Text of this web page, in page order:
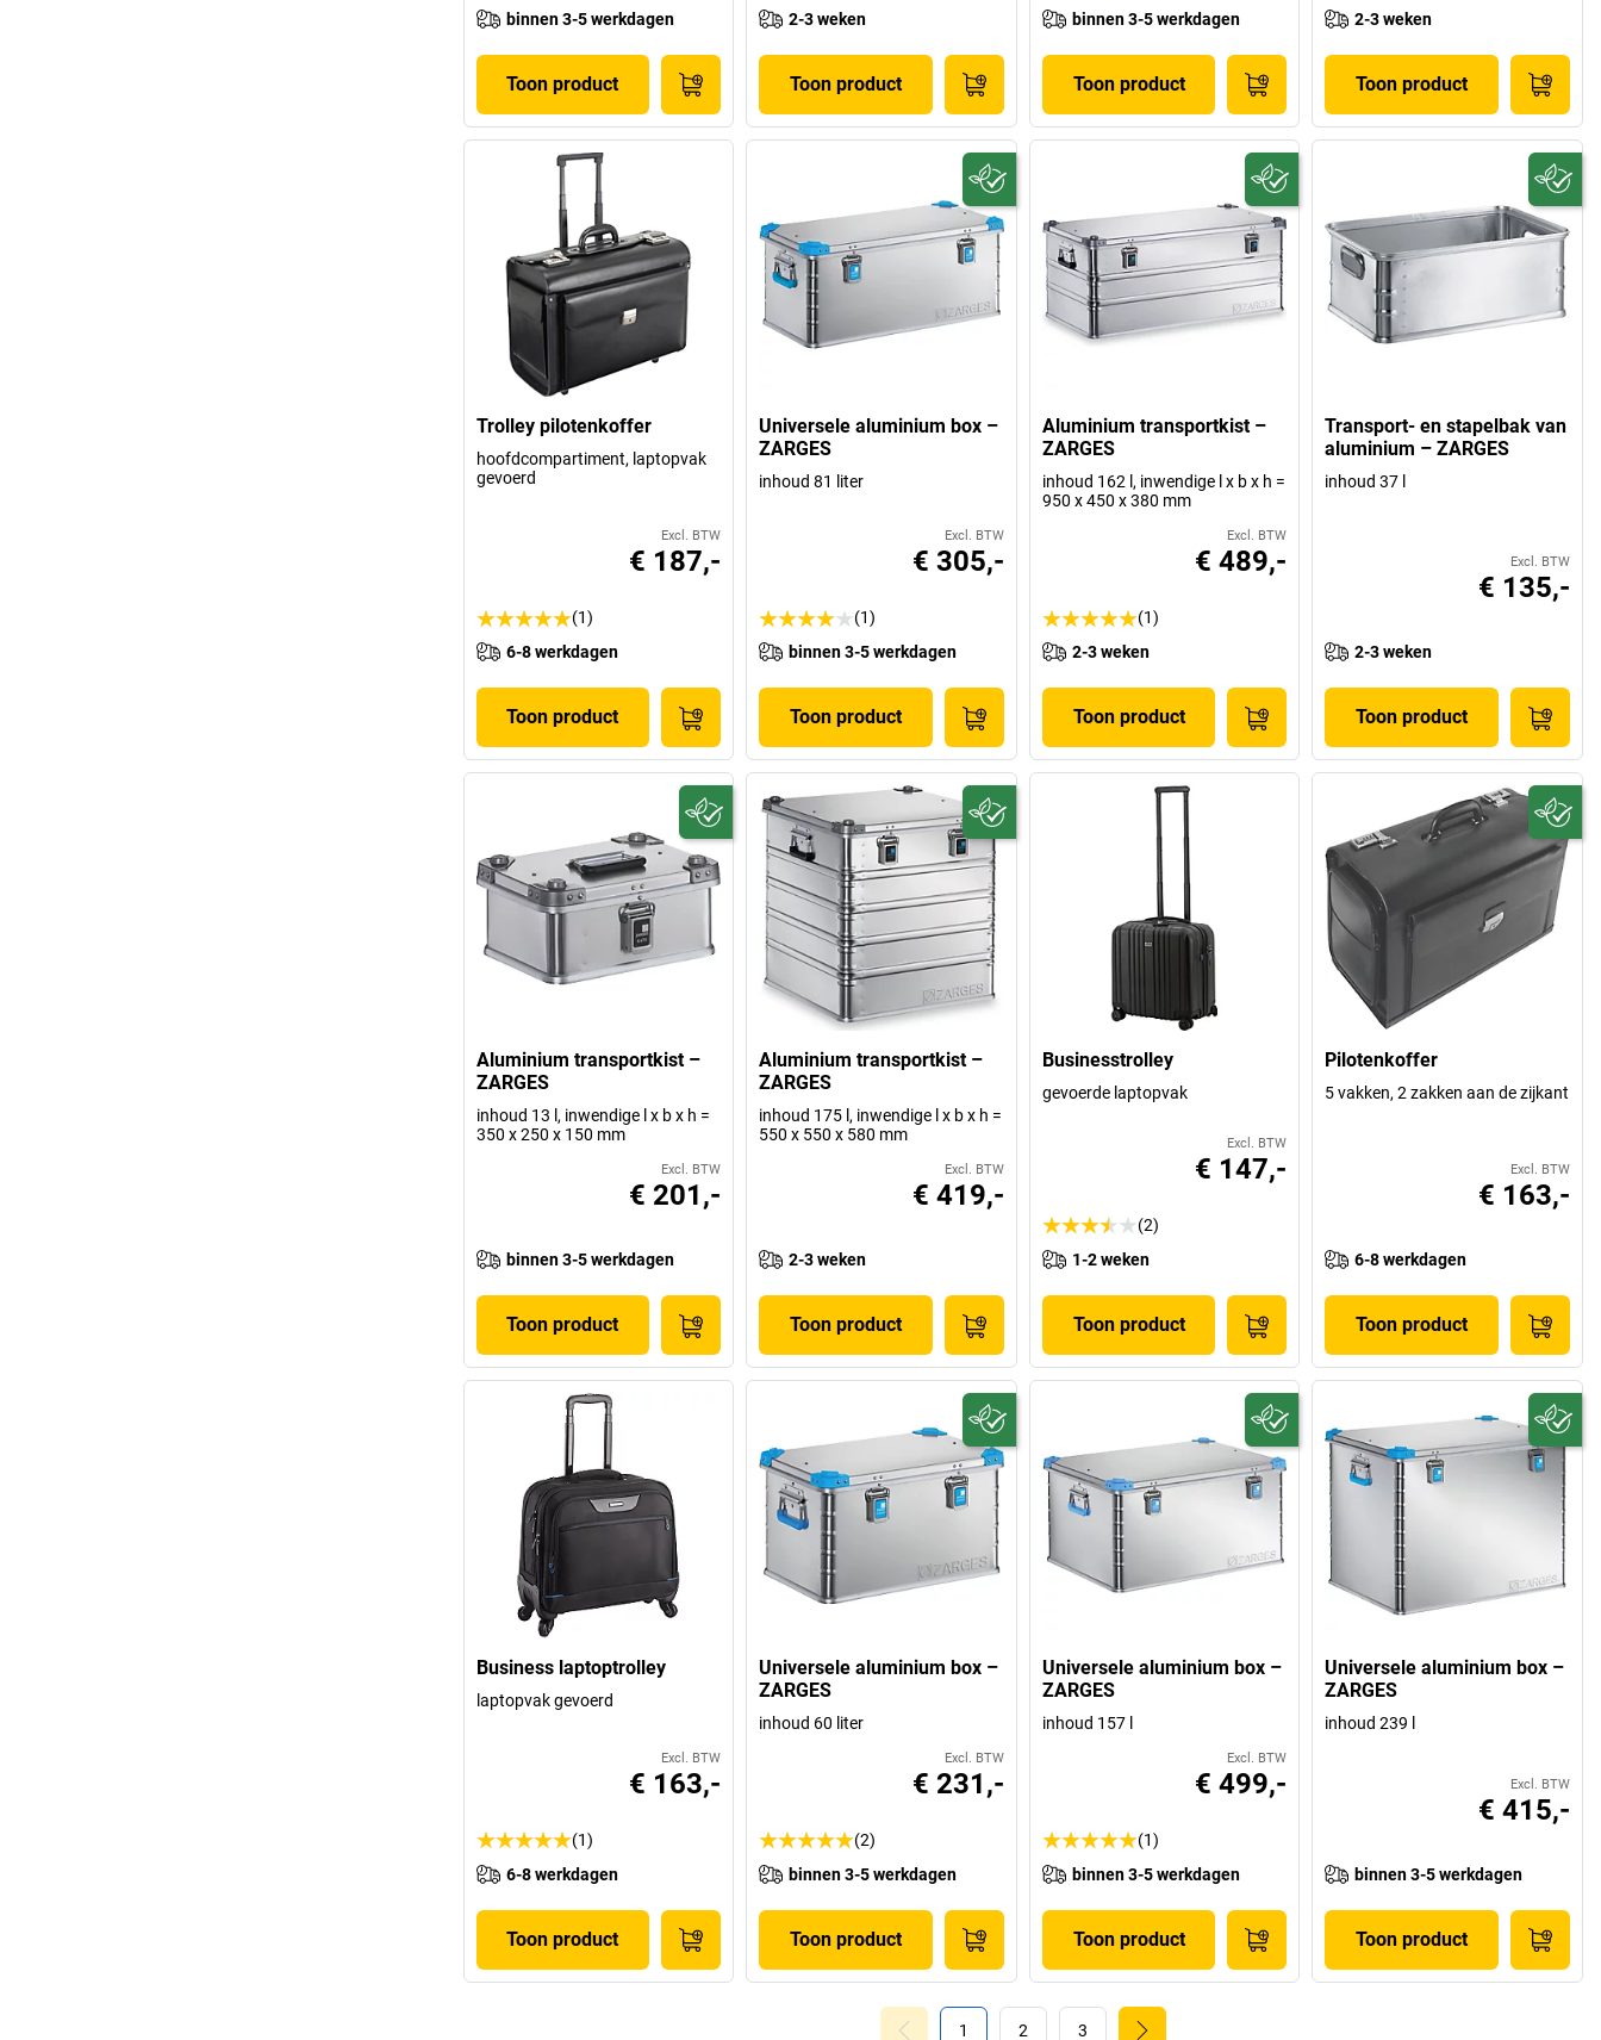
binnen 3-5 werkdagen
Toon product
2-3 weken
Toon product
binnen 3-5 werkdagen
Toon product
2-3 weken
Toon product
Trolley pilotenkoffer
hoofdcompartiment, laptopvak
gevoerd
Excl. BTW
€ 187,-
(1)
6-8 werkdagen
Toon product
Universele aluminium box –
ZARGES
inhoud 81 liter
Excl. BTW
€ 305,-
(1)
binnen 3-5 werkdagen
Toon product
Aluminium transportkist –
ZARGES
inhoud 162 l, inwendige l x b x h =
950 x 450 x 380 mm
Excl. BTW
€ 489,-
(1)
2-3 weken
Toon product
Transport- en stapelbak van
aluminium – ZARGES
inhoud 37 l
Excl. BTW
€ 135,-
2-3 weken
Toon product
Aluminium transportkist –
ZARGES
inhoud 13 l, inwendige l x b x h =
350 x 250 x 150 mm
Excl. BTW
€ 201,-
binnen 3-5 werkdagen
Toon product
Aluminium transportkist –
ZARGES
inhoud 175 l, inwendige l x b x h =
550 x 550 x 580 mm
Excl. BTW
€ 419,-
2-3 weken
Toon product
Businesstrolley
gevoerde laptopvak
Excl. BTW
€ 147,-
(2)
1-2 weken
Toon product
Pilotenkoffer
5 vakken, 2 zakken aan de zijkant
Excl. BTW
€ 163,-
6-8 werkdagen
Toon product
Business laptoptrolley
laptopvak gevoerd
Excl. BTW
€ 163,-
(1)
6-8 werkdagen
Toon product
Universele aluminium box –
ZARGES
inhoud 60 liter
Excl. BTW
€ 231,-
(2)
binnen 3-5 werkdagen
Toon product
Universele aluminium box –
ZARGES
inhoud 157 l
Excl. BTW
€ 499,-
(1)
binnen 3-5 werkdagen
Toon product
Universele aluminium box –
ZARGES
inhoud 239 l
Excl. BTW
€ 415,-
binnen 3-5 werkdagen
Toon product
1 2 3